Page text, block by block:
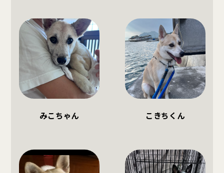
みこちゃん こきちくん